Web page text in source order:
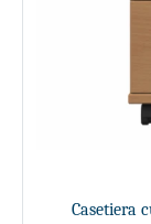
Casetiera